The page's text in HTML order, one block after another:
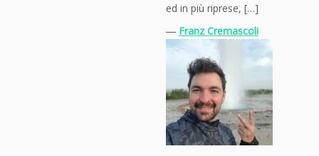
ed in più riprese, […]
― Franz Cremascoli